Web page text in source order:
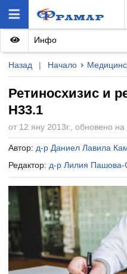
Назад | Начало
Ретиносхизис и
H33.1
от 12 яну 2013г., обновено
Автор: д-р Даниел Лавила
Редактор: д-р Лилия Пашова-
Инфо